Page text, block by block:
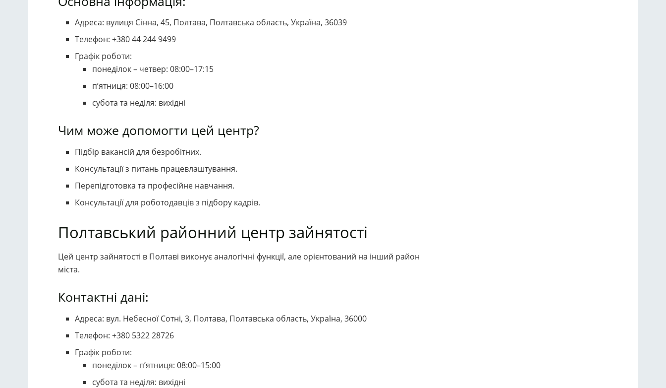
Адреса: вулиця Сінна, 45, Полтава, Полтавська область, Україна, 36039
Телефон: +380 44 244 9499
Графік роботи:
понеділок – четвер: 08:00–17:15
п’ятниця: 08:00–16:00
субота та неділя: вихідні
Чим може допомогти цей центр?
Підбір вакансій для безробітних.
Консультації з питань працевлаштування.
Перепідготовка та професійне навчання.
Консультації для роботодавців з підбору кадрів.
Полтавський районний центр зайнятості
Цей центр зайнятості в Полтаві виконує аналогічні функції, але орієнтований на інший район
міста.
Контактні дані:
Адреса: вул. Небесної Сотні, 3, Полтава, Полтавська область, Україна, 36000
Телефон: +380 5322 28726
Графік роботи:
понеділок – п’ятниця: 08:00–15:00
субота та неділя: вихідні